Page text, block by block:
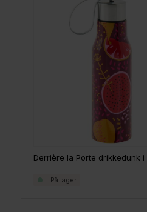
På lager